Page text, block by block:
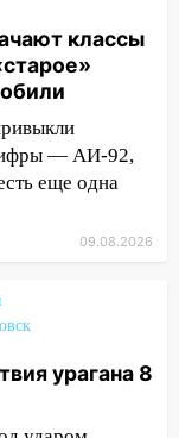
сирены
платежа
органов
классы
— АИ-92,
еще одна
09.08.2026
урагана 8